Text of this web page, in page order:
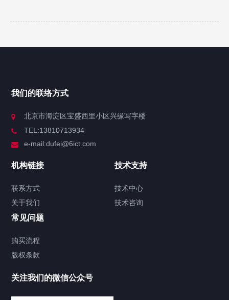
我们的联络方式
北京市海淀区宝盛西里小区兴缘写字楼
TEL:13810713934
e-mail:dufei@6ict.com
机构链接
联系方式
关于我们
技术支持
技术中心
技术咨询
常见问题
购买流程
版权条款
关注我们的微信公众号